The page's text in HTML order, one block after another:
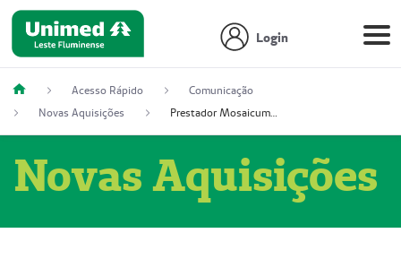
Login
Acesso Rápido
Comunicação
Novas Aquisições
Prestador Mosaicum Espaço Clínico Eireli (51004355-5)
Novas Aquisições